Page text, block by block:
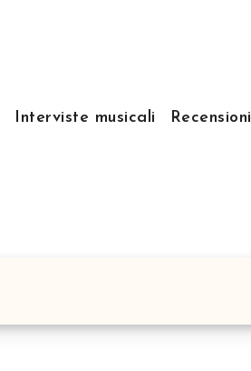
Interviste musicali Recensioni